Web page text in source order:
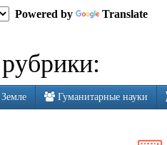
Powered by Translate
Гуманитарные науки